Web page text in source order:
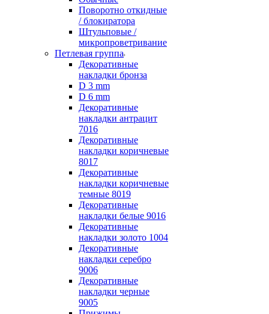
Поворотно откидные
/ блокиратора
Штульповые /
микропроветривание
Петлевая группа
Декоративные
накладки бронза
D 3 mm
D 6 mm
Декоративные
накладки антрацит
7016
Декоративные
накладки коричневые
8017
Декоративные
накладки коричневые
темные 8019
Декоративные
накладки белые 9016
Декоративные
накладки золото 1004
Декоративные
накладки серебро
9006
Декоративные
накладки черные
9005